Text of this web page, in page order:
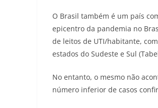
O Brasil também é um país
epicentro da pandemia no
de leitos de UTI/habitante,
estados do Sudeste e Sul
No entanto, o mesmo não
número inferior de casos